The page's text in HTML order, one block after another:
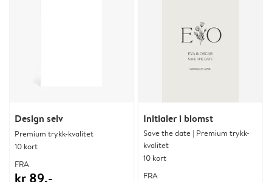
Design selv
Premium trykk-kvalitet
10 kort
FRA
kr 89,-
Initialer i blomst
Save the date | Premium trykk-
kvalitet
10 kort
FRA